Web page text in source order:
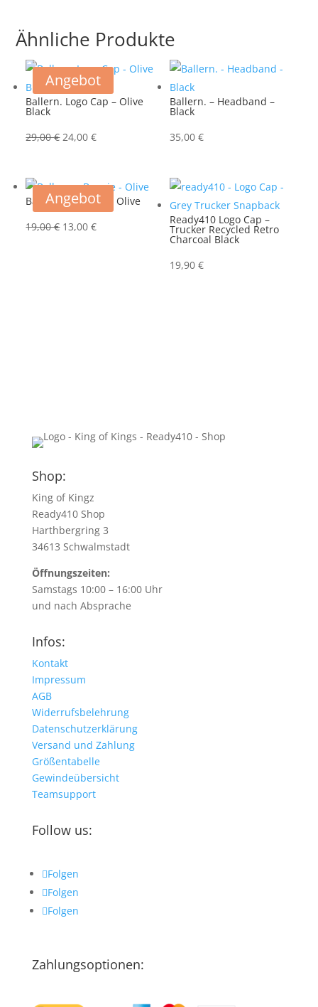
Ähnliche Produkte
Angebot
Ballern. Logo Cap – Olive
Black
29,00€ Ursprünglicher
29,00 €
24,00€Aktueller
24,00 €.
Ballern. – Headband –
Black
35,00 €
Angebot
Ballern. – Beanie – Olive
19,00€ Ursprünglicher
13,00€Aktueller
Ready410 Logo Cap –
Trucker Recycled Retro
Charcoal Black
19,90 €
Shop:
King of Kingz
Ready410 Shop
Harthbergring 3
34613 Schwalmstadt
Öffnungszeiten:
Samstags 10:00 – 16:00 Uhr
und nach Absprache
Infos:
Kontakt
Impressum
AGB
Widerrufsbelehrung
Datenschutzerklärung
Versand und Zahlung
Größentabelle
Gewindeübersicht
Teamsupport
Follow us:
Folgen
Folgen
Folgen
Zahlungsoptionen: